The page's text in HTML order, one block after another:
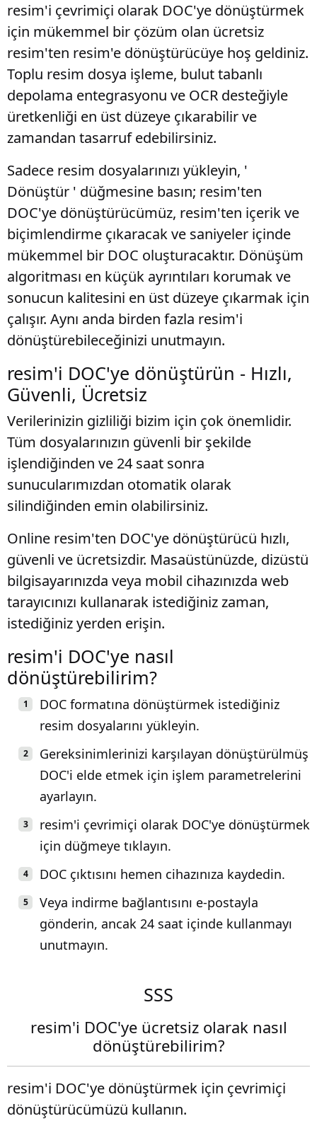
resim'i çevrimiçi olarak DOC'ye dönüştürmek
için mükemmel bir çözüm olan ücretsiz
resim'ten resim'e dönüştürücüye hoş geldiniz.
Toplu resim dosya işleme, bulut tabanlı
depolama entegrasyonu ve OCR desteğiyle
üretkenliği en üst düzeye çıkarabilir ve
zamandan tasarruf edebilirsiniz.
Sadece resim dosyalarınızı yükleyin, '
Dönüştür ' düğmesine basın; resim'ten
DOC'ye dönüştürücümüz, resim'ten içerik ve
biçimlendirme çıkaracak ve saniyeler içinde
mükemmel bir DOC oluşturacaktır. Dönüşüm
algoritması en küçük ayrıntıları korumak ve
sonucun kalitesini en üst düzeye çıkarmak için
çalışır. Aynı anda birden fazla resim'i
dönüştürebileceğinizi unutmayın.
resim'i DOC'ye dönüştürün - Hızlı,
Güvenli, Ücretsiz
Verilerinizin gizliliği bizim için çok önemlidir.
Tüm dosyalarınızın güvenli bir şekilde
işlendiğinden ve 24 saat sonra
sunucularımızdan otomatik olarak
silindiğinden emin olabilirsiniz.
Online resim'ten DOC'ye dönüştürücü hızlı,
güvenli ve ücretsizdir. Masaüstünüzde, dizüstü
bilgisayarınızda veya mobil cihazınızda web
tarayıcınızı kullanarak istediğiniz zaman,
istediğiniz yerden erişin.
resim'i DOC'ye nasıl
dönüştürebilirim?
DOC formatına dönüştürmek istediğiniz
resim dosyalarını yükleyin.
Gereksinimlerinizi karşılayan dönüştürülmüş
DOC'i elde etmek için işlem parametrelerini
ayarlayın.
resim'i çevrimiçi olarak DOC'ye dönüştürmek
için düğmeye tıklayın.
DOC çıktısını hemen cihazınıza kaydedin.
Veya indirme bağlantısını e-postayla
gönderin, ancak 24 saat içinde kullanmayı
unutmayın.
SSS
resim'i DOC'ye ücretsiz olarak nasıl
dönüştürebilirim?
resim'i DOC'ye dönüştürmek için çevrimiçi
dönüştürücümüzü kullanın.